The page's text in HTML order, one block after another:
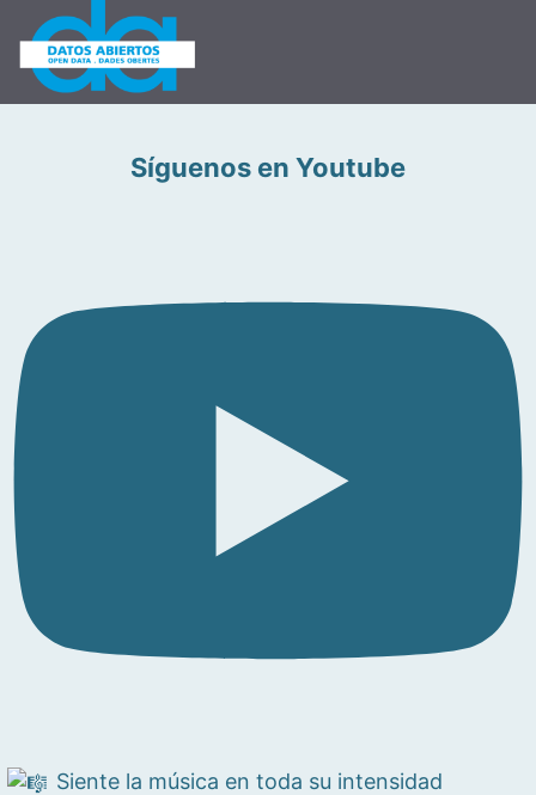
Síguenos en Youtube
Siente la música en toda su intensidad